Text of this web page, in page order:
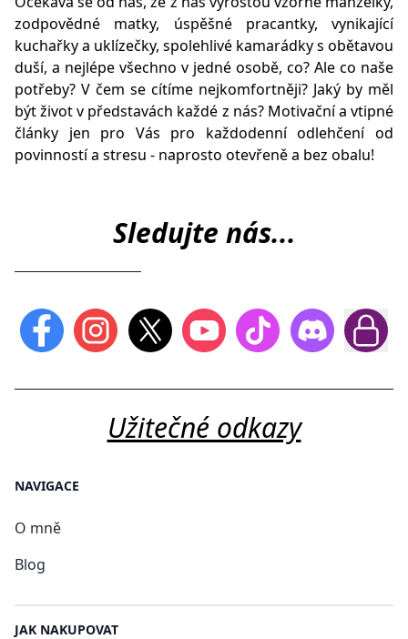
zodpovědné matky, úspěšné pracantky, vynikající
kuchařky a uklízečky, spolehlivé kamarádky s obětavou
duší, a nejlépe všechno v jedné osobě, co? Ale co naše
potřeby? V čem se cítíme nejkomfortněji? Jaký by měl
být život v představách každé z nás? Motivační a vtipné
články jen pro Vás pro každodenní odlehčení od
povinností a stresu - naprosto otevřeně a bez obalu!
Sledujte nás...
Užitečné odkazy
NAVIGACE
O mně
Blog
JAK NAKUPOVAT